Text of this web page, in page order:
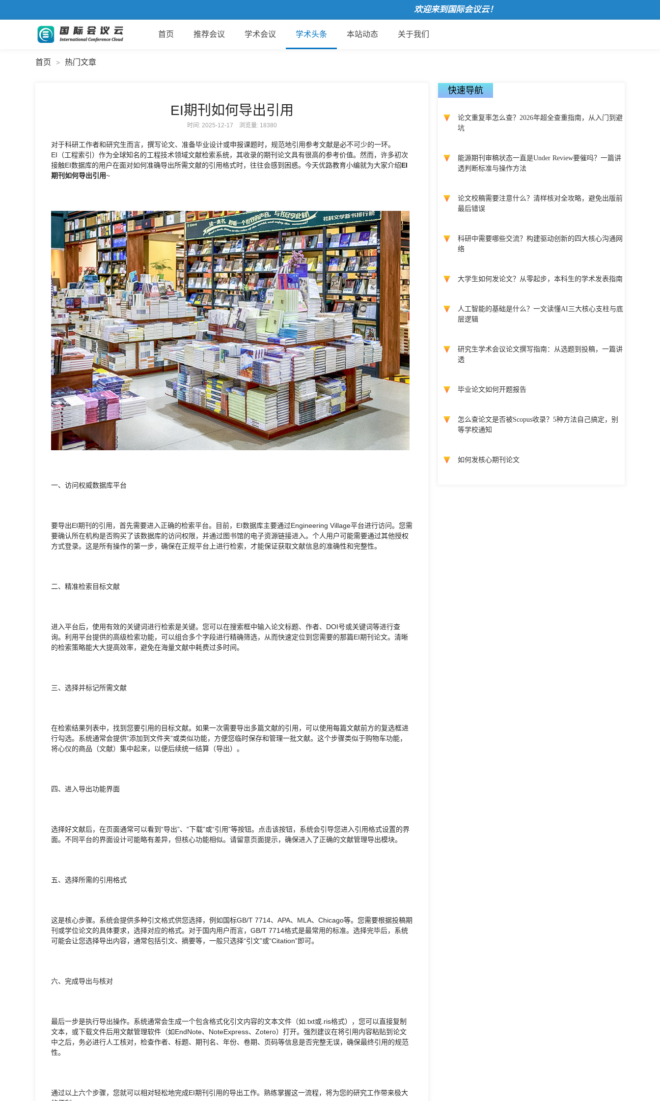
欢迎来到国际会议云！
首页 推荐会议 学术会议 学术头条 本站动态 关于我们
首页 > 热门文章
EI期刊如何导出引用
时间: 2025-12-17 浏览量: 18380
对于科研工作者和研究生而言，撰写论文、准备毕业设计或申报课题时，规范地引用参考文献是必不可少的一环。
EI（工程索引）作为全球知名的工程技术领域文献检索系统，其收录的期刊论文具有很高的参考价值。然而，许多初次
接触EI数据库的用户在面对如何准确导出所需文献的引用格式时，往往会感到困惑。今天优路教育小编就为大家介绍EI
期刊如何导出引用~
一、访问权威数据库平台
要导出EI期刊的引用，首先需要进入正确的检索平台。目前，EI数据库主要通过Engineering Village平台进行访问。您需
要确认所在机构是否购买了该数据库的访问权限，并通过图书馆的电子资源链接进入。个人用户可能需要通过其他授权
方式登录。这是所有操作的第一步，确保在正规平台上进行检索，才能保证获取文献信息的准确性和完整性。
二、精准检索目标文献
进入平台后，使用有效的关键词进行检索是关键。您可以在搜索框中输入论文标题、作者、DOI号或关键词等进行查
询。利用平台提供的高级检索功能，可以组合多个字段进行精确筛选，从而快速定位到您需要的那篇EI期刊论文。清晰
的检索策略能大大提高效率，避免在海量文献中耗费过多时间。
三、选择并标记所需文献
在检索结果列表中，找到您要引用的目标文献。如果一次需要导出多篇文献的引用，可以使用每篇文献前方的复选框进
行勾选。系统通常会提供“添加到文件夹”或类似功能，方便您临时保存和管理一批文献。这个步骤类似于购物车功能，
将心仪的商品（文献）集中起来，以便后续统一结算（导出）。
四、进入导出功能界面
选择好文献后，在页面通常可以看到“导出”、“下载”或“引用”等按钮。点击该按钮，系统会引导您进入引用格式设置的界
面。不同平台的界面设计可能略有差异，但核心功能相似。请留意页面提示，确保进入了正确的文献管理导出模块。
五、选择所需的引用格式
这是核心步骤。系统会提供多种引文格式供您选择，例如国标GB/T 7714、APA、MLA、Chicago等。您需要根据投稿期
刊或学位论文的具体要求，选择对应的格式。对于国内用户而言，GB/T 7714格式是最常用的标准。选择完毕后，系统
可能会让您选择导出内容，通常包括引文、摘要等，一般只选择“引文”或“Citation”即可。
六、完成导出与核对
最后一步是执行导出操作。系统通常会生成一个包含格式化引文内容的文本文件（如.txt或.ris格式），您可以直接复制
文本，或下载文件后用文献管理软件（如EndNote、NoteExpress、Zotero）打开。强烈建议在将引用内容粘贴到论文
中之后，务必进行人工核对，检查作者、标题、期刊名、年份、卷期、页码等信息是否完整无误，确保最终引用的规范
性。
通过以上六个步骤，您就可以相对轻松地完成EI期刊引用的导出工作。熟练掌握这一流程，将为您的研究工作带来极大
快速导航
论文重复率怎么查？2026年超全查重指南，从入门到避
坑
能源期刊审稿状态一直是Under Review要催吗？一篇讲
透判断标准与操作方法
论文校稿需要注意什么？清样核对全攻略，避免出版前
最后错误
科研中需要哪些交流？构建驱动创新的四大核心沟通网
络
大学生如何发论文？从零起步，本科生的学术发表指南
人工智能的基础是什么？一文读懂AI三大核心支柱与底
层逻辑
研究生学术会议论文撰写指南：从选题到投稿，一篇讲
透
毕业论文如何开题报告
怎么查论文是否被Scopus收录？5种方法自己搞定，别
等学校通知
如何发核心期刊论文